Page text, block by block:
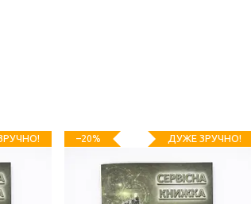
–20% ДУЖЕ ЗРУЧНО!